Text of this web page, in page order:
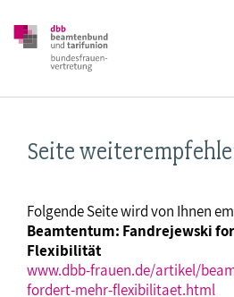
Seite
Folgende Seite wird von Ihnen
Beamtentum: Fandrejewski
Flexibilität
www.dbb-frauen.de/artikel/
fordert-mehr-flexibilitaet.html